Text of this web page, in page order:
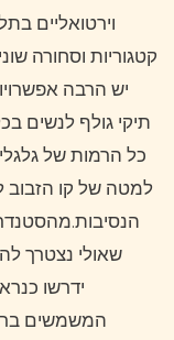
וירטואליים
קטגוריות וסחורה
תיקי גולף לנשים
כל הרמות של
למטה של ​​קו הזבוב
שאולי נצטרך